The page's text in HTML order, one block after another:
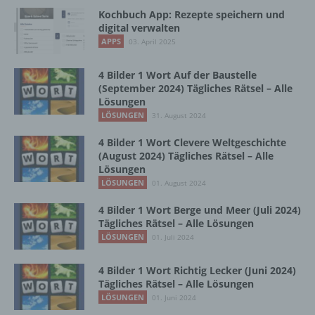
Kochbuch App: Rezepte speichern und
digital verwalten
APPS 03. April 2025
4 Bilder 1 Wort Auf der Baustelle
(September 2024) Tägliches Rätsel – Alle
Lösungen
LÖSUNGEN 31. August 2024
4 Bilder 1 Wort Clevere Weltgeschichte
(August 2024) Tägliches Rätsel – Alle
Lösungen
LÖSUNGEN 01. August 2024
4 Bilder 1 Wort Berge und Meer (Juli 2024)
Tägliches Rätsel – Alle Lösungen
LÖSUNGEN 01. Juli 2024
4 Bilder 1 Wort Richtig Lecker (Juni 2024)
Tägliches Rätsel – Alle Lösungen
LÖSUNGEN 01. Juni 2024
Vorgang oder jede solche Vorgangsreihe im
Zusammenhang mit personenbezogenen
Daten wie das Erheben, das Erfassen, die
die Anpassung oder Veränderung, das
Auslesen, das Abfragen, die Verwendung,
die Offenlegung durch Übermittlung,
Verbreitung oder eine andere Form der
Bereitstellung, den Abgleich oder die
Verknüpfung, die Einschränkung, das
Löschen oder die Vernichtung.
Einschränkung der Verarbeitung ist die
Markierung gespeicherter
personenbezogener Daten mit dem Ziel, ihre
künftige Verarbeitung einzuschränken.